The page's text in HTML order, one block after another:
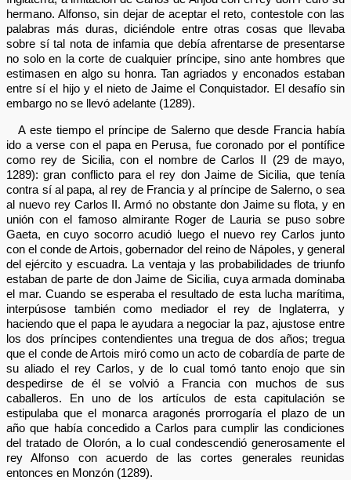
hermano. Alfonso, sin dejar de aceptar el reto, contestole con las
palabras más duras, diciéndole entre otras cosas que llevaba
sobre sí tal nota de infamia que debía afrentarse de presentarse
no solo en la corte de cualquier príncipe, sino ante hombres que
estimasen en algo su honra. Tan agriados y enconados estaban
entre sí el hijo y el nieto de Jaime el Conquistador. El desafío sin
embargo no se llevó adelante (1289).
A este tiempo el príncipe de Salerno que desde Francia había
ido a verse con el papa en Perusa, fue coronado por el pontífice
como rey de Sicilia, con el nombre de Carlos II (29 de mayo,
1289): gran conflicto para el rey don Jaime de Sicilia, que tenía
contra sí al papa, al rey de Francia y al príncipe de Salerno, o sea
al nuevo rey Carlos II. Armó no obstante don Jaime su flota, y en
unión con el famoso almirante Roger de Lauria se puso sobre
Gaeta, en cuyo socorro acudió luego el nuevo rey Carlos junto
con el conde de Artois, gobernador del reino de Nápoles, y general
del ejército y escuadra. La ventaja y las probabilidades de triunfo
estaban de parte de don Jaime de Sicilia, cuya armada dominaba
el mar. Cuando se esperaba el resultado de esta lucha marítima,
interpúsose también como mediador el rey de Inglaterra, y
haciendo que el papa le ayudara a negociar la paz, ajustose entre
los dos príncipes contendientes una tregua de dos años; tregua
que el conde de Artois miró como un acto de cobardía de parte de
su aliado el rey Carlos, y de lo cual tomó tanto enojo que sin
despedirse de él se volvió a Francia con muchos de sus
caballeros. En uno de los artículos de esta capitulación se
estipulaba que el monarca aragonés prorrogaría el plazo de un
año que había concedido a Carlos para cumplir las condiciones
del tratado de Olorón, a lo cual condescendió generosamente el
rey Alfonso con acuerdo de las cortes generales reunidas
entonces en Monzón (1289).